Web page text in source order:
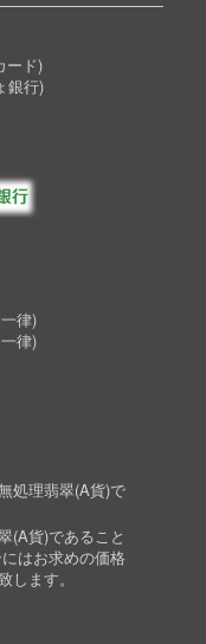
ード)
銀行)
律)
律)
処理翡翠(A貨)で
(A貨)であること
はお求めの価格
ます。